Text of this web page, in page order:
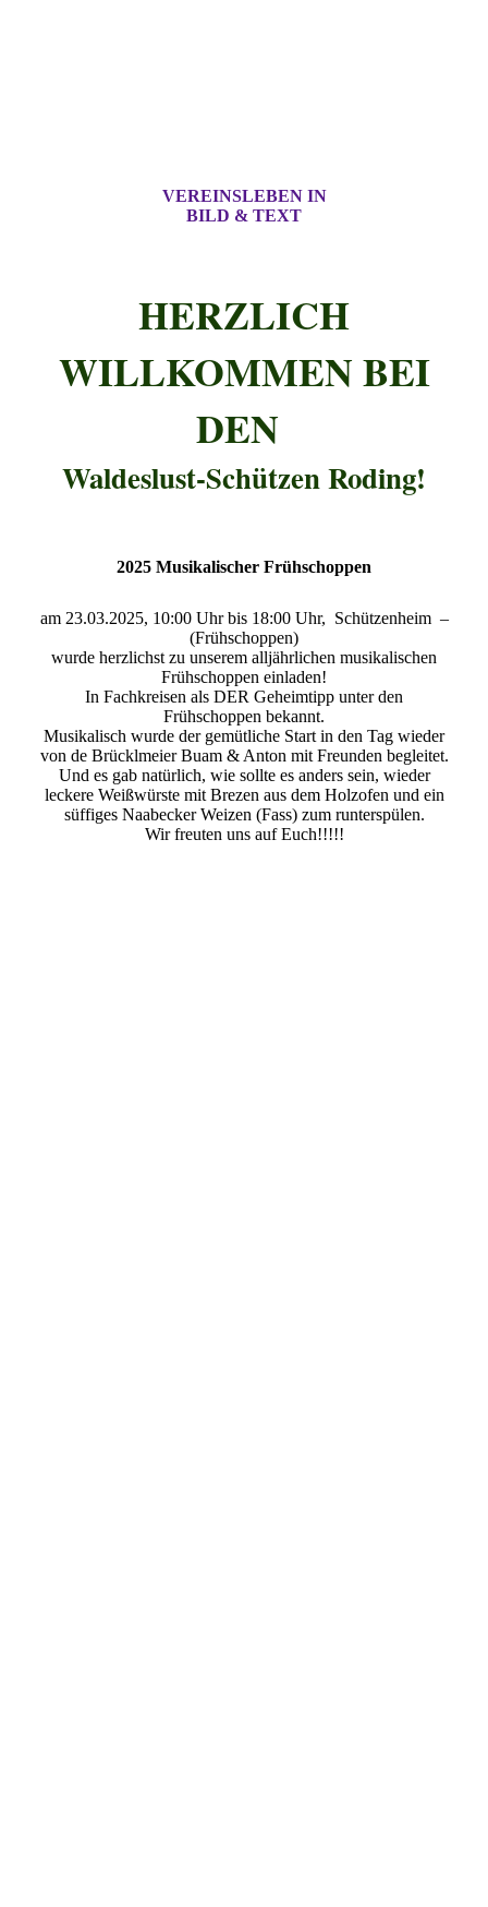
VEREINSLEBEN IN
BILD & TEXT
HERZLICH
WILLKOMMEN BEI
DEN
Waldeslust-Schützen Roding!
2025 Musikalischer Frühschoppen
am 23.03.2025, 10:00 Uhr bis 18:00 Uhr, Schützenheim –
(Frühschoppen)
wurde herzlichst zu unserem alljährlichen musikalischen
Frühschoppen einladen!
In Fachkreisen als DER Geheimtipp unter den
Frühschoppen bekannt.
Musikalisch wurde der gemütliche Start in den Tag wieder
von de Brücklmeier Buam & Anton mit Freunden begleitet.
Und es gab natürlich, wie sollte es anders sein, wieder
leckere Weißwürste mit Brezen aus dem Holzofen und ein
süffiges Naabecker Weizen (Fass) zum runterspülen.
Wir freuten uns auf Euch!!!!!